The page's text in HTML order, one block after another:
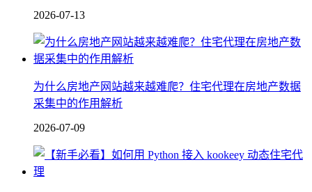
2026-07-13
为什么房地产网站越来越难爬？住宅代理在房地产数据
采集中的作用解析
2026-07-09